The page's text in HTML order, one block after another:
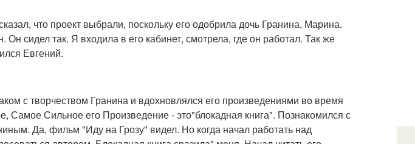
что проект выбрали, поскольку его одобрила дочь Гранина, Марина.
Он сидел так. Я входила в его кабинет, смотрела, где он работал. Так же
Евгений.
с творчеством Гранина и вдохновлялся его произведениями во время
Самое Сильное его Произведение - это"блокадная книга". Познакомился с
Да, фильм "Иду на Грозу" видел. Но когда начал работать над